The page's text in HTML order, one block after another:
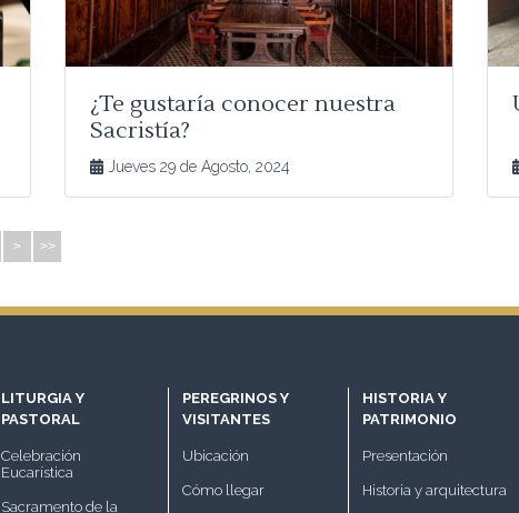
¿Te gustaría conocer nuestra
Sacristía?
Jueves 29 de Agosto, 2024
> >>
LITURGIA Y
PASTORAL
Celebración
Eucarística
Sacramento de la
PEREGRINOS Y
VISITANTES
Ubicación
Cómo llegar
HISTORIA Y
PATRIMONIO
Presentación
Historia y arquitectura